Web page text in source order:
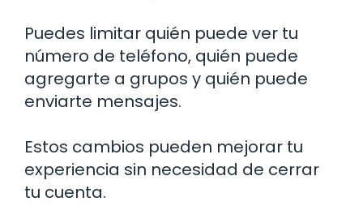
Puedes limitar quién puede ver tu
número de teléfono, quién puede
agregarte a grupos y quién puede
enviarte mensajes.
Estos cambios pueden mejorar tu
experiencia sin necesidad de cerrar
tu cuenta.